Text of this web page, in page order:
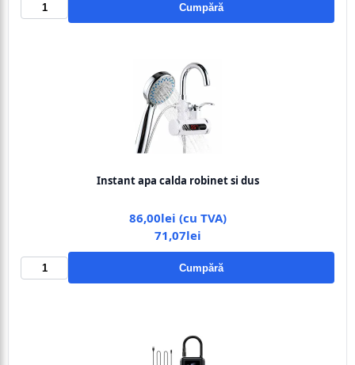
Cumpără
Instant apa calda robinet si dus
86,00lei (cu TVA)
71,07lei
Cumpără